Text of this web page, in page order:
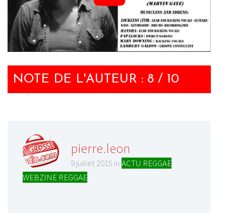
NOTE DE L'AUTEUR : 8 / 10
pierre.leon
9 juillet 2015 in ACTU REGGAE
WEBZINE REGGAE